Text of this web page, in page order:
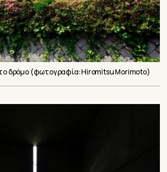
δρόμο (φωτογραφία: Hiromitsu Morimoto)